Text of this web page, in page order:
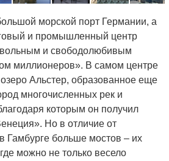
морской порт Германии, а
и промышленный центр
и свободолюбивым
миллионеров». В самом центре
Альстер, образованное еще
многочисленных рек и
которым он получил
Но в отличие от
Гамбурге больше мостов – их
можно не только весело